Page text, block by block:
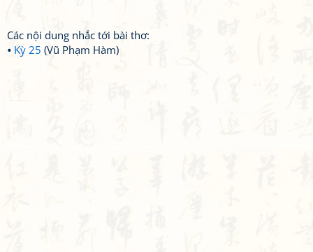
Các nội dung nhắc tới bài thơ:
Kỳ 25 (Vũ Phạm Hàm)